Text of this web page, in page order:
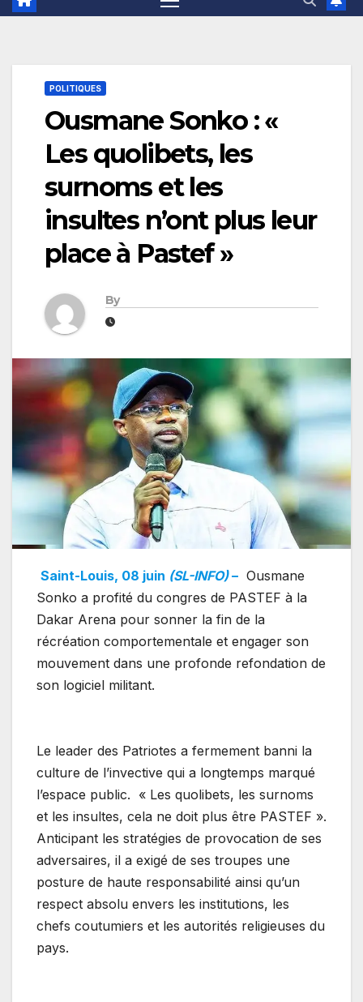
POLITIQUES
Ousmane Sonko : «
Les quolibets, les
surnoms et les
insultes n’ont plus leur
place à Pastef »
By
Saint-Louis, 08 juin (SL-INFO)– Ousmane
Sonko a profité du congres de PASTEF à la
Dakar Arena pour sonner la fin de la
récréation comportementale et engager son
mouvement dans une profonde refondation de
son logiciel militant.
Le leader des Patriotes a fermement banni la
culture de l’invective qui a longtemps marqué
l’espace public. « Les quolibets, les surnoms
et les insultes, cela ne doit plus être PASTEF ».
Anticipant les stratégies de provocation de ses
adversaires, il a exigé de ses troupes une
posture de haute responsabilité ainsi qu’un
respect absolu envers les institutions, les
chefs coutumiers et les autorités religieuses du
pays.